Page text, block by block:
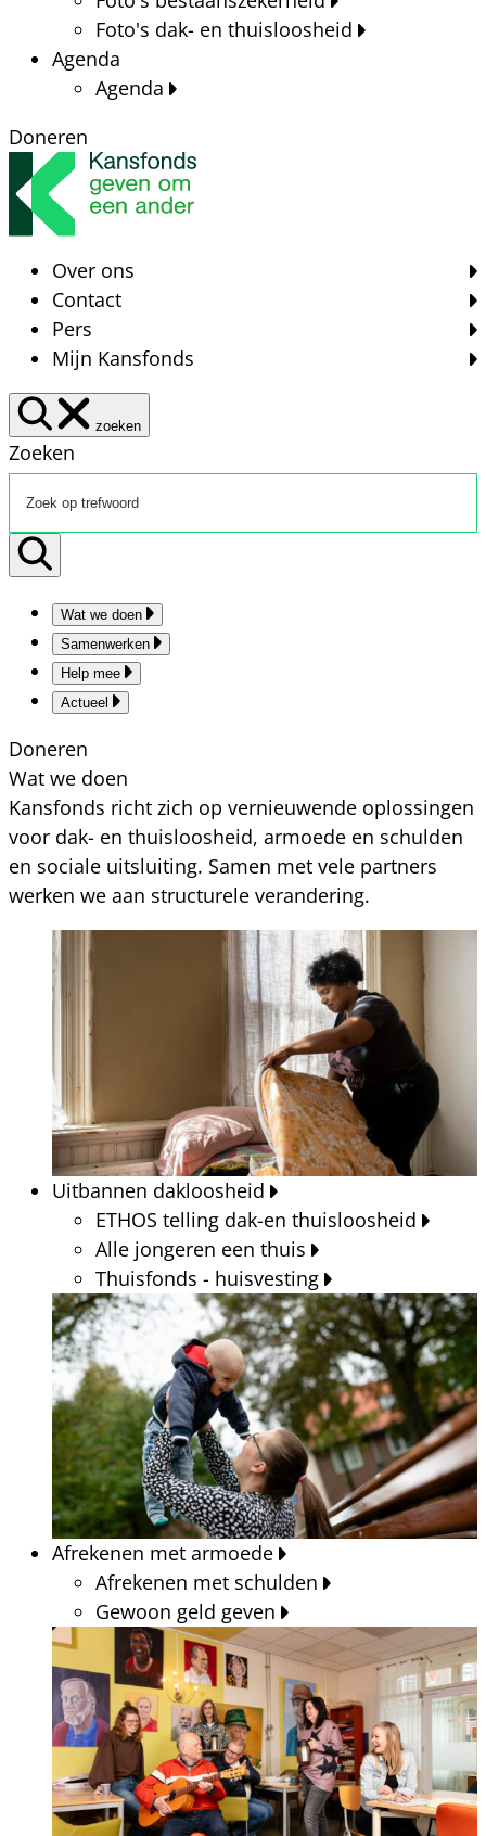
Foto's dak- en thuisloosheid
Agenda
Agenda
Doneren
Over ons
Contact
Pers
Mijn Kansfonds
zoeken
Zoeken
Wat we doen
Samenwerken
Help mee
Actueel
Doneren
Wat we doen
Kansfonds richt zich op vernieuwende oplossingen
voor dak- en thuisloosheid, armoede en schulden
en sociale uitsluiting. Samen met vele partners
werken we aan structurele verandering.
Uitbannen dakloosheid
ETHOS telling dak-en thuisloosheid
Alle jongeren een thuis
Thuisfonds - huisvesting
Afrekenen met armoede
Afrekenen met schulden
Gewoon geld geven